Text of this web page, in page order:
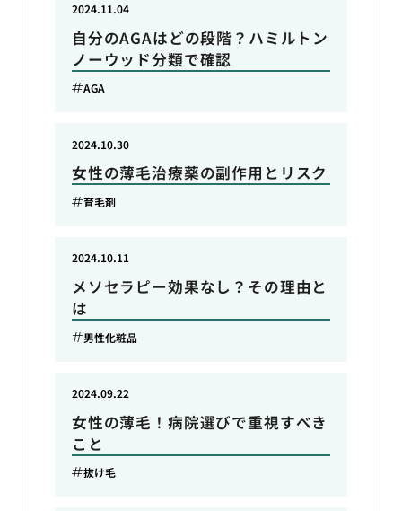
自分のAGAはどの段階？ハミルトン
ノーウッド分類で確認
2024.11.04
AGA
女性の薄毛治療薬の副作用とリスク
2024.10.30
育毛剤
メソセラピー効果なし？その理由と
は
2024.10.11
男性化粧品
女性の薄毛！病院選びで重視すべき
こと
2024.09.22
抜け毛